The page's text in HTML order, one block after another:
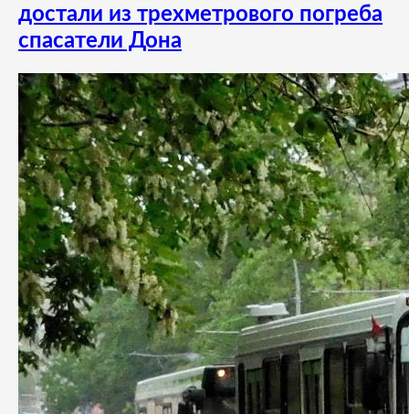
достали из трехметрового погреба
спасатели Дона